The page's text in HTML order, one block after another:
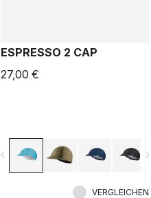
ESPRESSO 2 CAP
27,00 €
navigate_before
VERGLEICHEN